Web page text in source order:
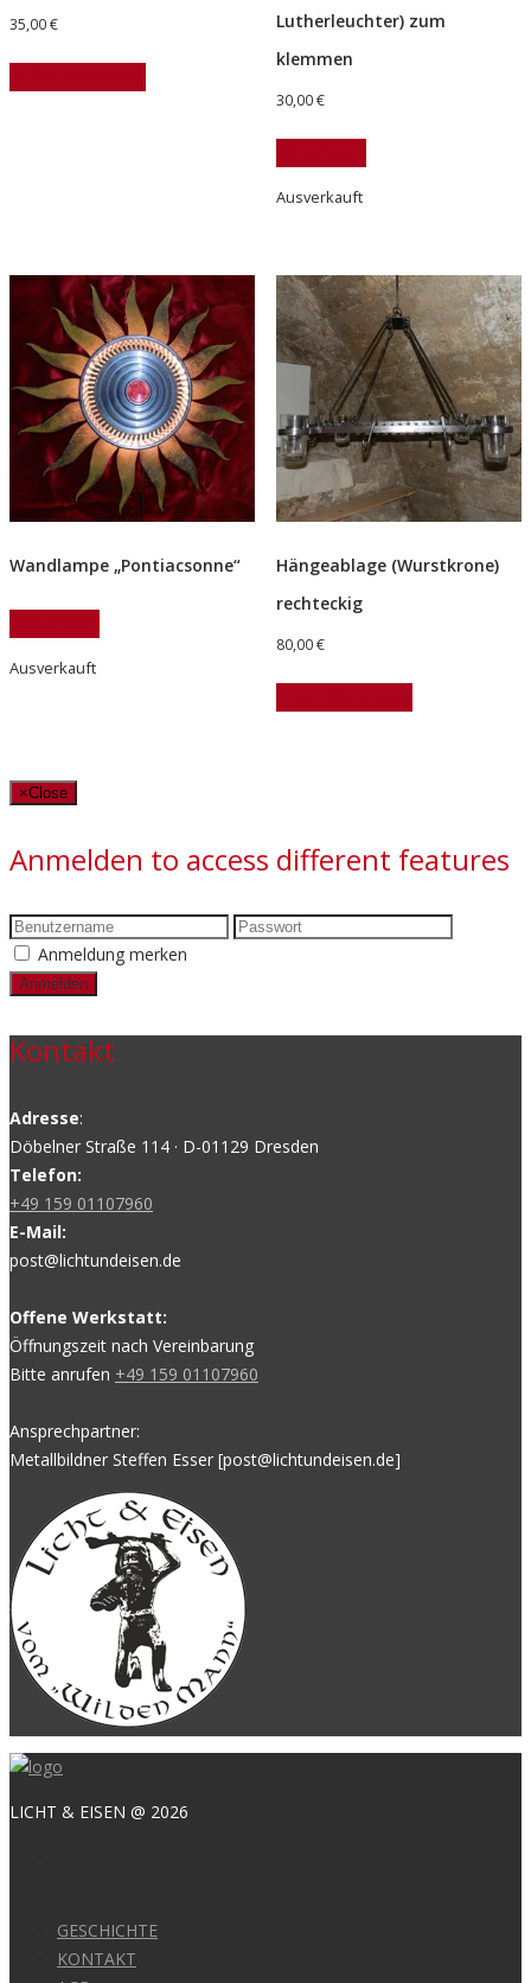
35,00€
Lutherleuchter) zum
klemmen
30,00€
Ausverkauft
Wandlampe „Pontiacsonne“
Ausverkauft
Hängeablage (Wurstkrone)
rechteckig
80,00€
×Close
Anmelden to access different features
Anmeldung merken
Kontakt
Adresse:
Döbelner Straße 114 · D-01129 Dresden
Telefon:
+49 159 01107960
E-Mail:
post@lichtundeisen.de
Offene Werkstatt:
Öffnungszeit nach Vereinbarung
Bitte anrufen +49 159 01107960
Ansprechpartner:
Metallbildner Steffen Esser [post@lichtundeisen.de]
LICHT & EISEN @ 2026
GESCHICHTE
KONTAKT